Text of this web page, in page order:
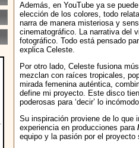
Además, en YouTube ya se
elección de los colores, todo
narra de manera misteriosa y
cinematográfico. La narrativa del
fotográfico. Todo está pensado
explica Celeste.
Por otro lado, Celeste fusiona
mezclan con raíces tropicales,
mirada femenina auténtica,
define mi proyecto. Este disco
poderosas para ‘decir’ lo
Su inspiración proviene de lo que
experiencia en producciones para
equipo y la pasión por el